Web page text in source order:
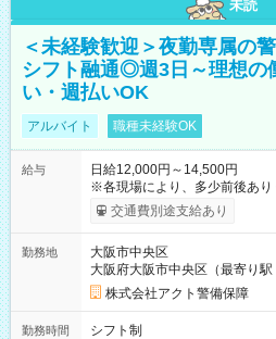
未読
＜未経験歓迎＞夜勤専属の
シフト融通◎週3日～理想の
い・週払いOK
アルバイト 職種未経験OK
給与
日給12,000円～14,500円
※各現場により、多少前後あ
証されます。 【試用期間】
交通費別途支給あり
勤務地
大阪市中央区
大阪府大阪市中央区（最寄り駅
株式会社アクト警備保障
勤務時間
シフト制